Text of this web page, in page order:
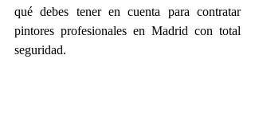
qué debes tener en cuenta para contratar
pintores profesionales en Madrid con total
seguridad.